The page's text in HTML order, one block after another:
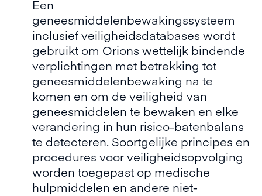
Een
geneesmiddelenbewakingssysteem
inclusief veiligheidsdatabases wordt
gebruikt om Orions wettelijk bindende
verplichtingen met betrekking tot
geneesmiddelenbewaking na te
komen en om de veiligheid van
geneesmiddelen te bewaken en elke
verandering in hun risico-batenbalans
te detecteren. Soortgelijke principes en
procedures voor veiligheidsopvolging
worden toegepast op medische
hulpmiddelen en andere niet-